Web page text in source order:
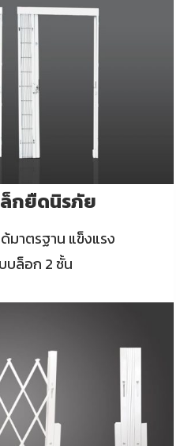
ล็กยืดนิรภัย
าตรฐาน แข็งแรง
บล็อก 2 ชั้น